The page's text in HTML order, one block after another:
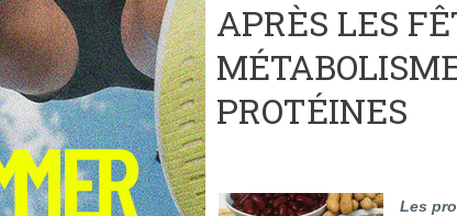
APRÈS LES
PROTÉINES
Les